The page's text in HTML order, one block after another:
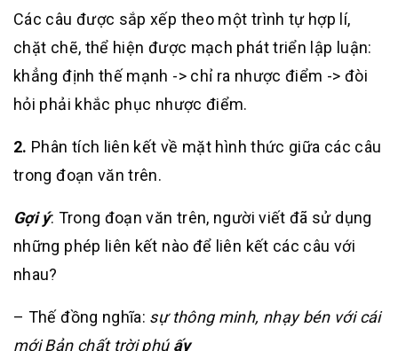
Các câu được sắp xếp theo một trình tự hợp lí,
chặt chẽ, thể hiện được mạch phát triển lập luận:
khẳng định thế mạnh -> chỉ ra nhược điểm -> đòi
hỏi phải khắc phục nhược điểm.
2. Phân tích liên kết về mặt hình thức giữa các câu
trong đoạn văn trên.
Gợi ý: Trong đoạn văn trên, người viết đã sử dụng
những phép liên kết nào để liên kết các câu với
nhau?
– Thế đồng nghĩa: sự thông minh, nhạy bén với cái
mớiBản chất trời phú ấy